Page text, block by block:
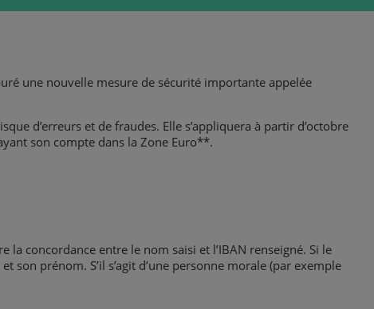
une nouvelle mesure de sécurité importante appelée
d’erreurs et de fraudes. Elle s’appliquera à partir d’octobre
son compte dans la Zone Euro**.
la concordance entre le nom saisi et l’IBAN renseigné. Si le
prénom. S’il s’agit d’une personne morale (par exemple